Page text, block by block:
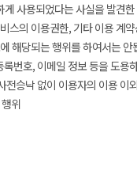
사용되었다는 사실을 발견
스의 이용권한, 기타 이용 계
해당되는 행위를 하여서는 안
번호, 이메일 정보 등을 도용
승낙 없이 이용자의 이용
위